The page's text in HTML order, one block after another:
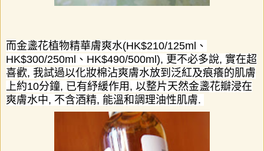
而金盞花植物精華膚爽水(HK$210/125ml 、
HK$300/250ml 、 HK$490/500ml), 更不必多說, 實在超
喜歡, 我試過以化妝棉沾爽膚水放到泛紅及痕癢的肌膚
上約10分鐘, 已有紓緩作用 , 以整片天然金盞花瓣浸在
爽膚水中, 不含酒精, 能溫和調理油性肌膚.